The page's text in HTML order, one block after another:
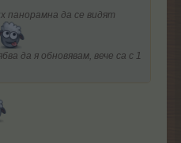
панорамна да се видят
да я обновявам, вече са с 1